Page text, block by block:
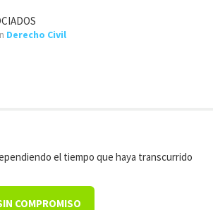
Derecho Civil
el tiempo que haya transcurrido
COMPROMISO